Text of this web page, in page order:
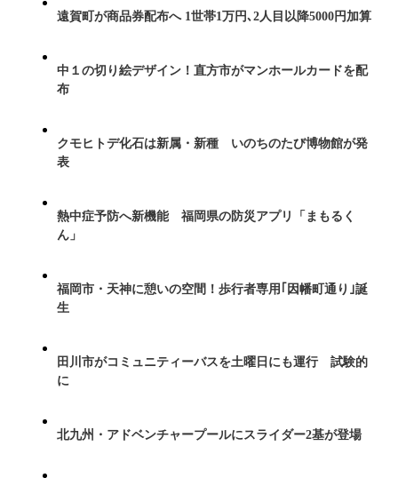
遠賀町が商品券配布へ 1世帯1万円､2人目以降5000円加算
中１の切り絵デザイン！直方市がマンホールカードを配
布
クモヒトデ化石は新属・新種 いのちのたび博物館が発
表
熱中症予防へ新機能 福岡県の防災アプリ「まもるく
ん」
福岡市・天神に憩いの空間！歩行者専用｢因幡町通り｣誕
生
田川市がコミュニティーバスを土曜日にも運行 試験的
に
北九州・アドベンチャープールにスライダー2基が登場